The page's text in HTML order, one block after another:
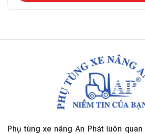
Phụ tùng xe nâng An Phát luôn